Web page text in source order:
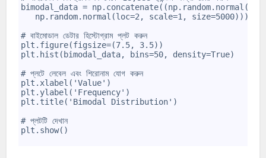
bimodal_data =
   np.random.normal(loc=2, scale=1, size=5000)))
# বাইমোডাল ডেটার হিস্টোগ্রাম প্লট করুন
plt.figure(figsize=(7.5, 3.5))
plt.hist(bimodal_data, bins=50, density=True)
# প্লটে লেবেল এবং শিরোনাম যোগ করুন
plt.xlabel('Value')
plt.ylabel('Frequency')
plt.title('Bimodal Distribution')
# প্লটটি দেখান
plt.show()